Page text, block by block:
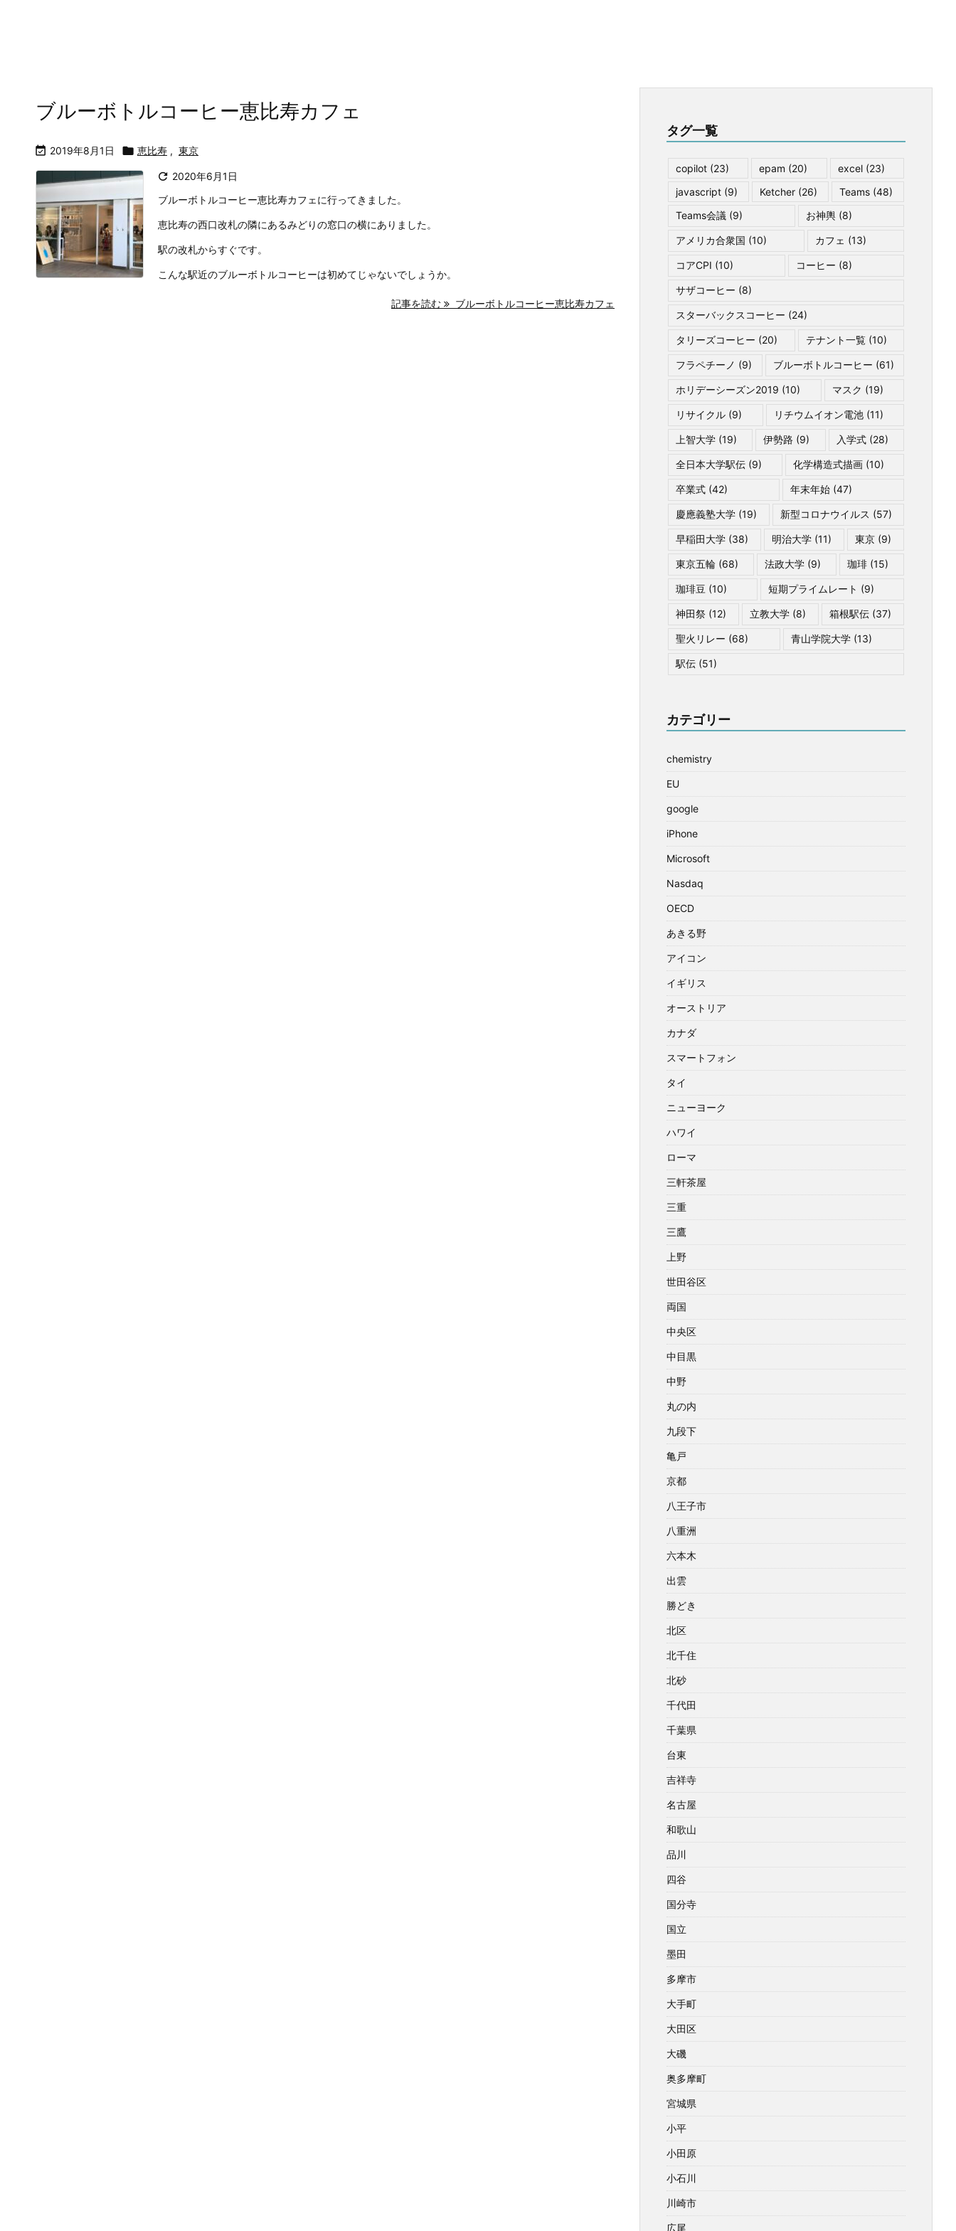
ブルーボトルコーヒー恵比寿カフェ
 2019年8月1日  恵比寿 , 東京
 2020年6月1日
ブルーボトルコーヒー恵比寿カフェに行ってきました。
恵比寿の西口改札の隣にあるみどりの窓口の横にありました。
駅の改札からすぐです。
こんな駅近のブルーボトルコーヒーは初めてじゃないでしょうか。
記事を読む ブルーボトルコーヒー恵比寿カフェ
タグ一覧
copilot (23) epam (20) excel(23)
javascript (9) Ketcher (26) Teams (48)
Teams会議 (9) お神輿(8)
アメリカ合衆国 (10) カフェ (13)
コアCPI (10) コーヒー (8)
サザコーヒー (8)
スターバックスコーヒー (24)
タリーズコーヒー (20) テナント一覧(10)
フラペチーノ (9) ブルーボトルコーヒー (61)
ホリデーシーズン2019 (10) マスク (19)
リサイクル (9) リチウムイオン電池(11)
上智大学 (19) 伊勢路 (9) 入学式(28)
全日本大学駅伝 (9) 化学構造式描画(10)
卒業式 (42) 年末年始 (47)
慶應義塾大学 (19) 新型コロナウイルス (57)
早稲田大学 (38) 明治大学 (11) 東京 (9)
東京五輪 (68) 法政大学 (9) 珈琲 (15)
珈琲豆 (10) 短期プライムレート (9)
神田祭 (12) 立教大学 (8) 箱根駅伝 (37)
聖火リレー (68) 青山学院大学 (13)
駅伝 (51)
カテゴリー
chemistry
EU
google
iPhone
Microsoft
Nasdaq
OECD
あきる野
アイコン
イギリス
オーストリア
カナダ
スマートフォン
タイ
ニューヨーク
ハワイ
ローマ
三軒茶屋
三重
三鷹
上野
世田谷区
両国
中央区
中目黒
中野
丸の内
九段下
亀戸
京都
八王子市
八重洲
六本木
出雲
勝どき
北区
北千住
北砂
千代田
千葉県
台東
吉祥寺
名古屋
和歌山
品川
四谷
国分寺
国立
墨田
多摩市
大手町
大田区
大磯
奥多摩町
宮城県
小平
小田原
小石川
川崎市
広尾